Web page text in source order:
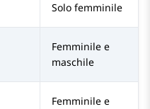
Solo femminile
Femminile e
maschile
Femminile e